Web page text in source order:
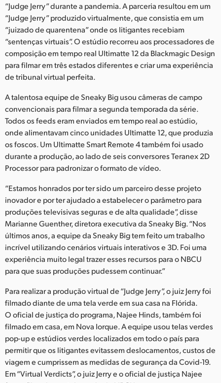
Japan
Korea
Mexico
Malaysia
Netherlands
New Zealand
Norway
Poland
Portugal
Singapore
South Africa
Spain
Sweden
Chinese Taipei
Turkey
UAE
Ukraine
United Kingdom
“Judge Jerry” durante a pandemia. A parceria resultou em um
“Judge Jerry” produzido virtualmente, que consistia em um
“juizado de quarentena” onde os litigantes recebiam
“sentenças virtuais”. O estúdio recorreu aos processadores de
composição em tempo real Ultimatte 12 da Blackmagic Design
para filmar em três estados diferentes e criar uma experiência
de tribunal virtual perfeita.
A talentosa equipe de Sneaky Big usou câmeras de campo
convencionais para filmar a segunda temporada da série.
Todos os feeds eram enviados em tempo real ao estúdio,
onde alimentavam cinco unidades Ultimatte 12, que produzia
os foscos. Um Ultimatte Smart Remote 4 também foi usado
durante a produção, ao lado de seis conversores Teranex 2D
Processor para padronizar o formato de vídeo.
“Estamos honrados por ter sido um parceiro desse projeto
inovador e por ter ajudado a estabelecer o parâmetro para
produções televisivas seguras e de alta qualidade”, disse
Marianne Guenther, diretora executiva da Sneaky Big. “Nos
últimos anos, a equipe da Sneaky Big tem feito um trabalho
incrível utilizando cenários virtuais interativos e 3D. Foi uma
experiência muito legal trazer esses recursos para o NBCU
para que suas produções pudessem continuar.”
Para realizar a produção virtual de “Judge Jerry”, o juiz Jerry foi
filmado diante de uma tela verde em sua casa na Flórida.
O oficial de justiça do programa, Najee Hinds, também foi
filmado em casa, em Nova Iorque. A equipe usou telas verdes
pop-up e estúdios verdes localizados em todo o país para
permitir que os litigantes evitassem deslocamentos, custos de
viagem e cumprissem as medidas de segurança da Covid-19.
Em “Virtual Verdicts”, o juiz Jerry e o oficial de justiça Najee